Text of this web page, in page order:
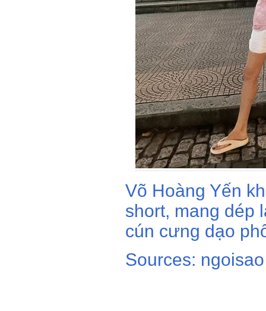
Võ Hoàng Yến
short, mang dép
cún cưng dạo
Sources: ngoisao